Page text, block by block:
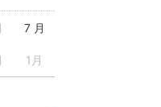
7 月
1月